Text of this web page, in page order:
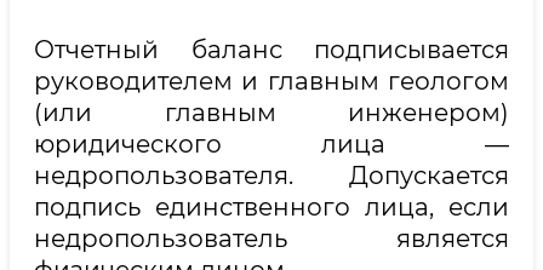
Отчетный баланс подписывается
руководителем и главным геологом
(или главным инженером)
юридического лица —
недропользователя. Допускается
подпись единственного лица, если
недропользователь является